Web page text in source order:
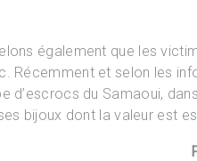
également que les
Récemment et selon les
d’escrocs du Samaoui,
bijoux dont la valeur est